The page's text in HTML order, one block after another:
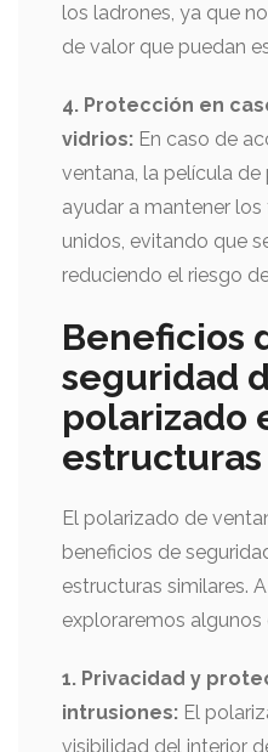
los ladrones, ya que
de valor que puedan
4. Protección en
vidrios: En caso de
ventana, la película
ayudar a mantener
unidos, evitando que
reduciendo el riesgo
Beneficios
seguridad
polarizado
estructuras
El polarizado de
beneficios de
estructuras similares.
exploraremos
1. Privacidad y
intrusiones: El
visibilidad del interior